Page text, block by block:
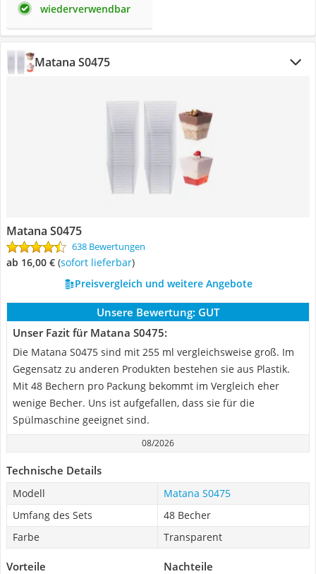
wiederverwendbar
Matana S0475
Matana S0475
638 Bewertungen
ab 16,00 € ( Sofort lieferbar)
Preisvergleich und weitere Angebote
Unsere Bewertung: GUT
Unser Fazit für Matana S0475:
Die Matana S0475 sind mit 255 ml vergleichsweise groß. Im
Gegensatz zu anderen Produkten bestehen sie aus Plastik.
Mit 48 Bechern pro Packung bekommt im Vergleich eher
wenige Becher. Uns ist aufgefallen, dass sie für die
Spülmaschine geeignet sind.
08/2026
Technische Details
Modell
Matana S0475
Umfang des Sets
48 Becher
Farbe
Transparent
Vorteile Nachteile